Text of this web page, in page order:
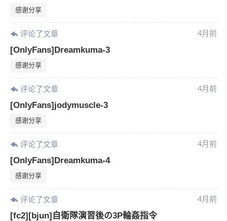
感谢分享
评论了文章 4月前
[OnlyFans]Dreamkuma-3
感谢分享
评论了文章 4月前
[OnlyFans]jodymuscle-3
感谢分享
评论了文章 4月前
[OnlyFans]Dreamkuma-4
感谢分享
评论了文章 4月前
[fc2][bjun]自衛隊演習後の3P輪姦指令